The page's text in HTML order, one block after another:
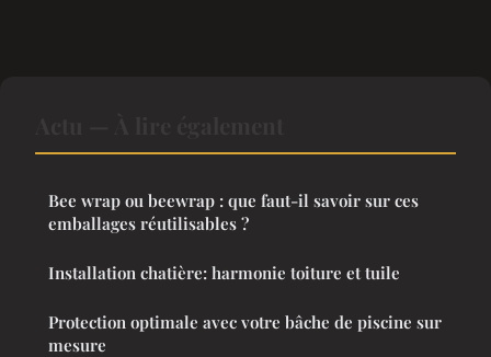
Bee wrap ou beewrap : que faut-il savoir sur ces
emballages réutilisables ?
Installation chatière: harmonie toiture et tuile
Protection optimale avec votre bâche de piscine sur
mesure